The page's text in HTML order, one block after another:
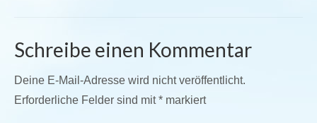
Schreibe einen Kommentar
Deine E-Mail-Adresse wird nicht veröffentlicht.
Erforderliche Felder sind mit* markiert